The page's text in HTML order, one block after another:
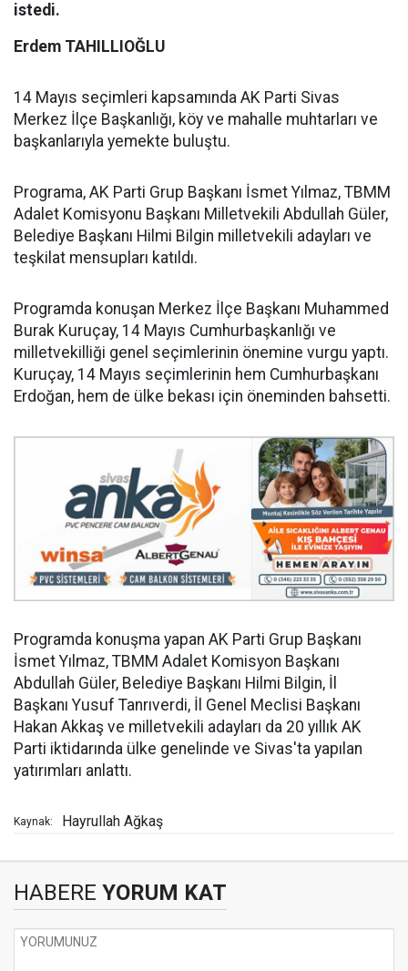
istedi.
Erdem TAHILLIOĞLU
14 Mayıs seçimleri kapsamında AK Parti Sivas
Merkez İlçe Başkanlığı, köy ve mahalle muhtarları ve
başkanlarıyla yemekte buluştu.
Programa, AK Parti Grup Başkanı İsmet Yılmaz, TBMM
Adalet Komisyonu Başkanı Milletvekili Abdullah Güler,
Belediye Başkanı Hilmi Bilgin milletvekili adayları ve
teşkilat mensupları katıldı.
Programda konuşan Merkez İlçe Başkanı Muhammed
Burak Kuruçay, 14 Mayıs Cumhurbaşkanlığı ve
milletvekilliği genel seçimlerinin önemine vurgu yaptı.
Kuruçay, 14 Mayıs seçimlerinin hem Cumhurbaşkanı
Erdoğan, hem de ülke bekası için öneminden bahsetti.
Programda konuşma yapan AK Parti Grup Başkanı
İsmet Yılmaz, TBMM Adalet Komisyon Başkanı
Abdullah Güler, Belediye Başkanı Hilmi Bilgin, İl
Başkanı Yusuf Tanrıverdi, İl Genel Meclisi Başkanı
Hakan Akkaş ve milletvekili adayları da 20 yıllık AK
Parti iktidarında ülke genelinde ve Sivas'ta yapılan
yatırımları anlattı.
Kaynak: Hayrullah Ağkaş
HABERE YORUM KAT